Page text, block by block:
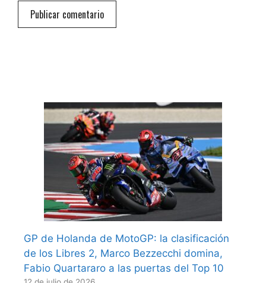
GP de Holanda de MotoGP: la clasificación
de los Libres 2, Marco Bezzecchi domina,
Fabio Quartararo a las puertas del Top 10